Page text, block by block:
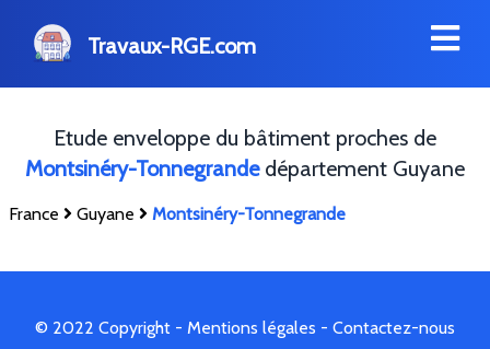
Travaux-RGE.com
Etude enveloppe du bâtiment proches de
Montsinéry-Tonnegrandedépartement Guyane
France Guyane Montsinéry-Tonnegrande
© 2022 Copyright - Mentions légales - Contactez-nous